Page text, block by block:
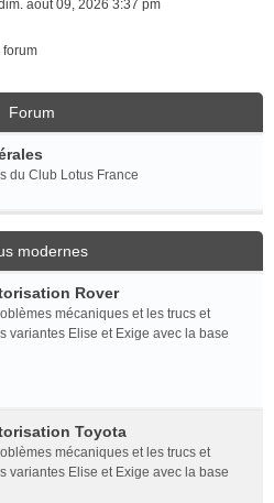
août 09, 2026 3:37 pm
forum
Forum
du Club Lotus France
modernes
Rover
mécaniques et les trucs et
variantes Elise et Exige avec la base
Toyota
mécaniques et les trucs et
variantes Elise et Exige avec la base